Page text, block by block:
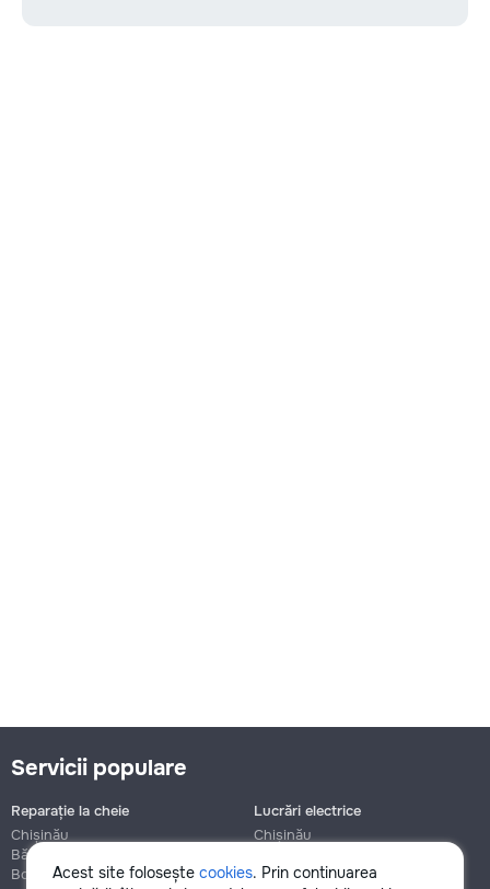
Acest site folosește cookies. Prin continuarea
Servicii populare
Reparație la cheie
Chișinău
Bălți
Botanica
Lucrări electrice
Chișinău
Botanica